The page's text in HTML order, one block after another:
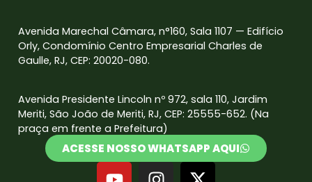
Avenida Marechal Câmara, n°160, Sala 1107 — Edifício
Orly, Condomínio Centro Empresarial Charles de
Gaulle, RJ, CEP: 20020-080.
Avenida Presidente Lincoln nº 972, sala 110, Jardim
Meriti, São João de Meriti, RJ, CEP: 25555-652. (Na
praça em frente a Prefeitura)
ACESSE NOSSO WHATSAPP AQUI